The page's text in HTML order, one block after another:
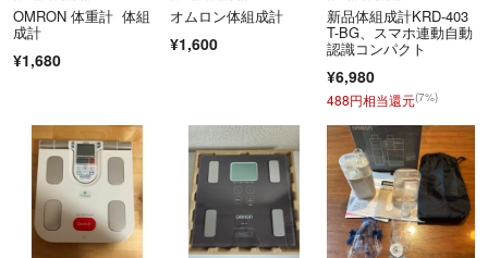
OMRON 体重計 体組
成計
¥1,680
オムロン体組成計
¥1,600
新品体組成計KRD-403
T-BG、スマホ連動自動
認識コンパクト
¥6,980
488円相当還元(7%)